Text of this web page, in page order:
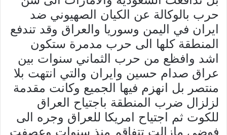
حرب بالوكالة عن الكيان الصهيوني ضد
ايران في اليمن وسوريا والعراق وقد تندفع
المنطقة كلها الى حرب مدمرة ستكون
اشد وافظع من حرب الثماني سنوات بين
عراق صدام حسين وايران والتي انتهت بلا
منتصر بل انهزم فيها الجميع وكانت مقدمة
لزلزال ضرب المنطقة باجتياح العراق
للكوت ثم اجتياح امريكا للعراق وجره الى
فوضى مازالت تتفاقم منذ سنوات وعصفت